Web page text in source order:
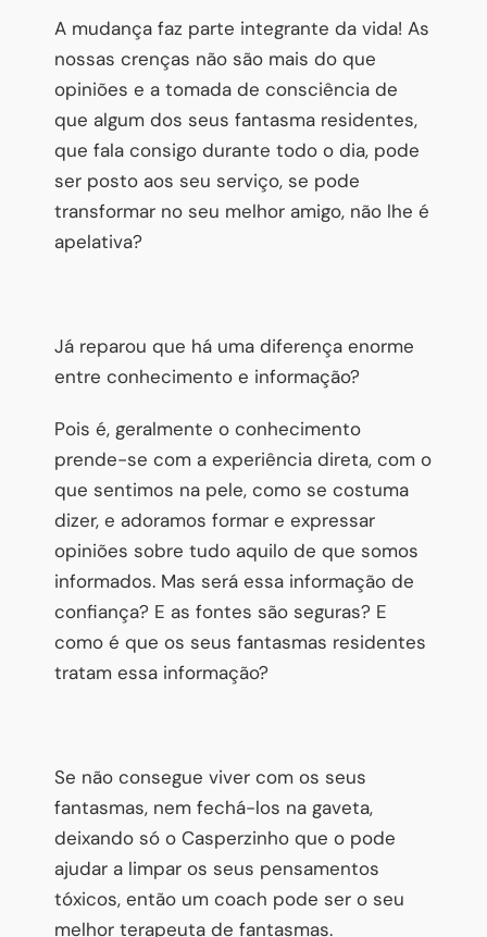
A mudança faz parte integrante da vida! As
nossas crenças não são mais do que
opiniões e a tomada de consciência de
que algum dos seus fantasma residentes,
que fala consigo durante todo o dia, pode
ser posto aos seu serviço, se pode
transformar no seu melhor amigo, não lhe é
apelativa?
Já reparou que há uma diferença enorme
entre conhecimento e informação?
Pois é, geralmente o conhecimento
prende-se com a experiência direta, com o
que sentimos na pele, como se costuma
dizer, e adoramos formar e expressar
opiniões sobre tudo aquilo de que somos
informados. Mas será essa informação de
confiança? E as fontes são seguras? E
como é que os seus fantasmas residentes
tratam essa informação?
Se não consegue viver com os seus
fantasmas, nem fechá-los na gaveta,
deixando só o Casperzinho que o pode
ajudar a limpar os seus pensamentos
tóxicos, então um coach pode ser o seu
melhor terapeuta de fantasmas.